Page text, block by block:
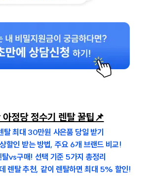
아정당 정수기 렌탈 꿀팁📌
탈 최대 30만원 사은품 당일 받기
할인 받는 방법, 주요 6개 브랜드 비교!
탈vs구매! 선택 기준 5가지 총정리
렌탈 추천, 같이 렌탈하면 최대 5% 할인!